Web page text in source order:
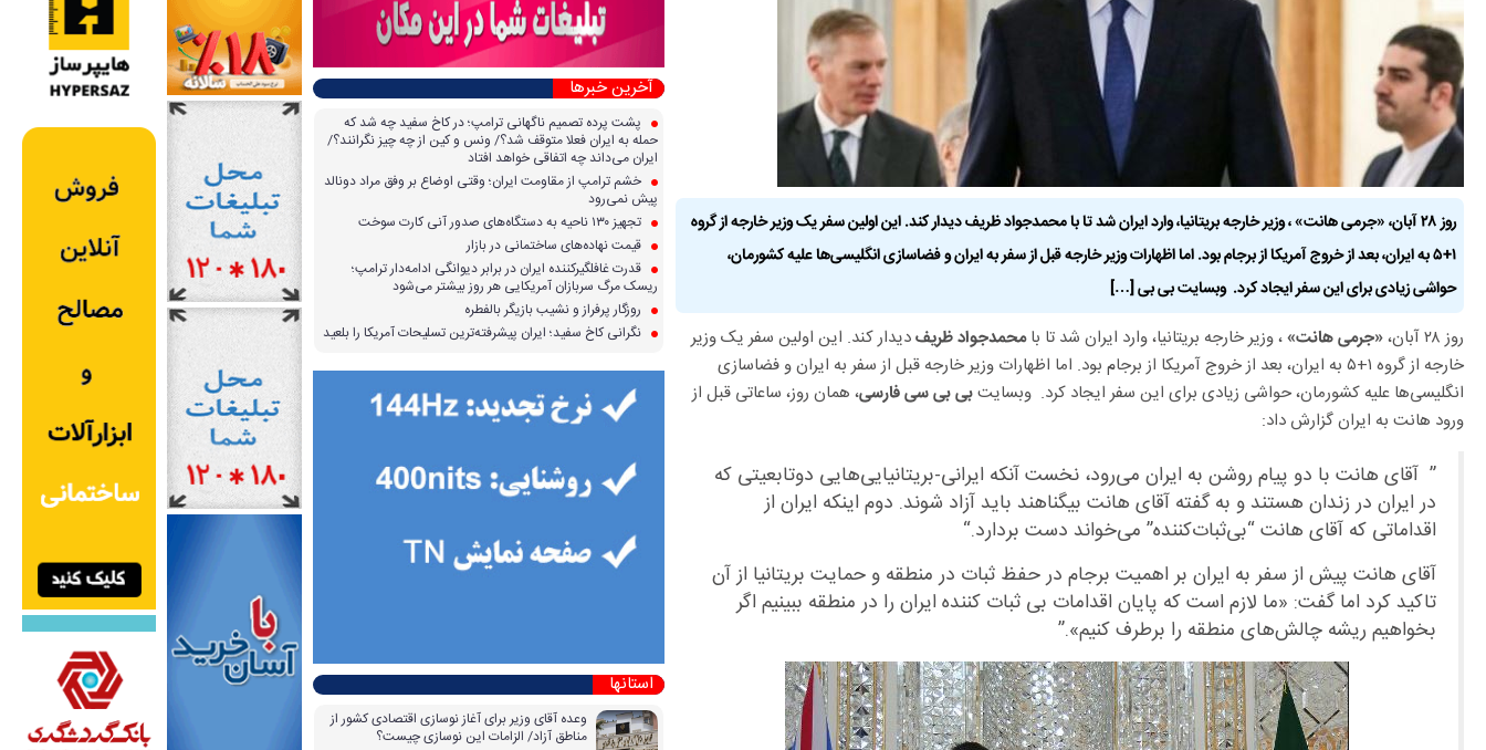
روز ۲۸ آبان، «جرمی هانت» ، وزیر خارجه بریتانیا، وارد ایران شد تا با محمدجواد ظریف دیدار کند. این اولین سفر یک وزیر خارجه از گروه
۱+۵ به ایران، بعد از خروج آمریکا از برجام بود. اما اظهارات وزیر خارجه قبل از سفر به ایران و فضاسازی انگلیسی‌ها علیه کشورمان،
حواشی زیادی برای این سفر ایجاد کرد. وبسایت بی بی […]
روز ۲۸ آبان، «جرمی هانت»، وزیر خارجه بریتانیا، وارد ایران شد تا بامحمدجواد ظریفدیدار کند. این اولین سفر یک وزیر
خارجه از گروه ۱+۵ به ایران، بعد از خروج آمریکا از برجام بود. اما اظهارات وزیر خارجه قبل از سفر به ایران و فضاسازی
انگلیسی‌ها علیه کشورمان، حواشی زیادی برای این سفر ایجاد کرد. وبسایتبی بی سی فارسی، همان روز، ساعاتی قبل از
ورود هانت به ایران گزارش داد:
” آقای هانت با دو پیام روشن به ایران می‌رود، نخست آنکه ایرانی-بریتانیایی‌هایی دوتابعیتی که
در ایران در زندان هستند و به گفته آقای هانت بیگناهند باید آزاد شوند. دوم اینکه ایران از
اقداماتی که آقای هانت “بی‌ثبات‌کننده” می‌خواند دست بردارد.
“
آقای هانت پیش از سفر به ایران بر اهمیت برجام در حفظ ثبات در منطقه و حمایت بریتانیا از آن
تاکید کرد اما گفت: «ما لازم است که پایان اقدامات بی ثبات کننده ایران را در منطقه ببینیم اگر
بخواهیم ریشه چالش‌های منطقه را برطرف کنیم».”
آخرین خبرها
پشت پرده تصمیم ناگهانی ترامپ؛ در کاخ سفید چه شد که
حمله به ایران فعلا متوقف شد؟/ ونس و کین از چه چیز نگرانند؟/
ایران می‌داند چه اتفاقی خواهد افتاد
خشم ترامپ از مقاومت ایران؛ وقتی اوضاع بر وفق مراد دونالد
پیش نمی‌رود
تجهیز ۱۳۰ ناحیه به دستگاه‌های صدور آنی کارت سوخت
قیمت نهاده‌های ساختمانی در بازار
قدرت غافلگیرکننده ایران در برابر دیوانگی ادامه‌دار ترامپ؛
ریسک مرگ سربازان آمریکایی هر روز بیشتر می‌شود
روزگار پرفراز و نشیب بازیگر بالفطره
نگرانی کاخ سفید؛ ایران پیشرفته‌ترین تسلیحات آمریکا را بلعید
استانها
وعده آقای وزیر برای آغاز نوسازی اقتصادی کشور از
مناطق آزاد/ الزامات این نوسازی چیست؟